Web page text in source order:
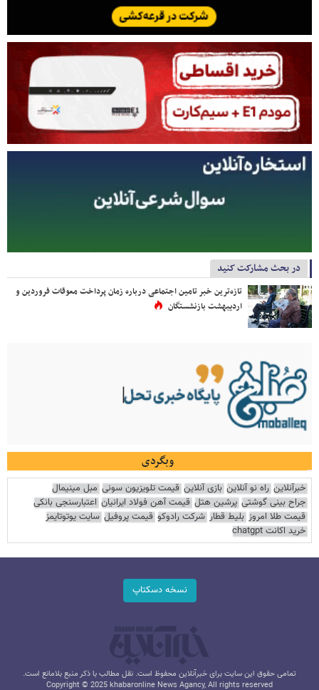
در بحث مشارکت کنید
تازه‌ترین خبر تامین اجتماعی درباره زمان پرداخت معوقات فروردین و
اردیبهشت بازنشستگان
وبگردی
خبرآنلاین راه نو آنلاین بازی آنلاین قیمت تلویزیون سونی مبل مینیمال
جراح بینی گوشتی پرشین هتل قیمت آهن فولاد ایرانیان اعتبارسنجی بانکی
قیمت طلا امروز بلیط قطار شرکت رادوکو قیمت پروفیل سایت یوتوتایمز
خرید اکانت chatgpt
نسخه دسکتاپ
تمامی حقوق این سایت برای خبرآنلاین محفوظ است. نقل مطالب با ذکر منبع بلامانع است.
Copyright © 2025 khabaronline News Agancy, All rights reserved